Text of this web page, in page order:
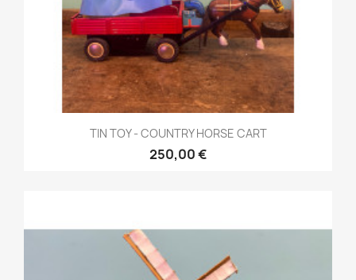
TIN TOY - COUNTRY HORSE CART
250,00 €